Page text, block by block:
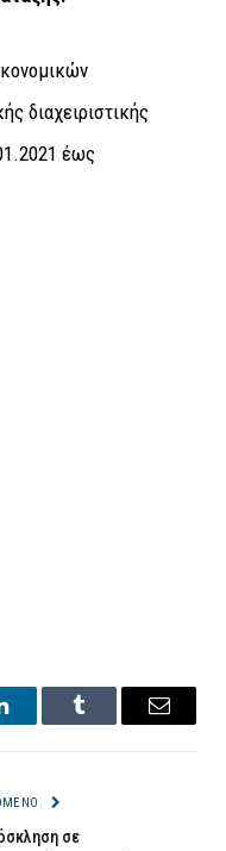
διαχειριστικής
έως
Tumblr Email
σε